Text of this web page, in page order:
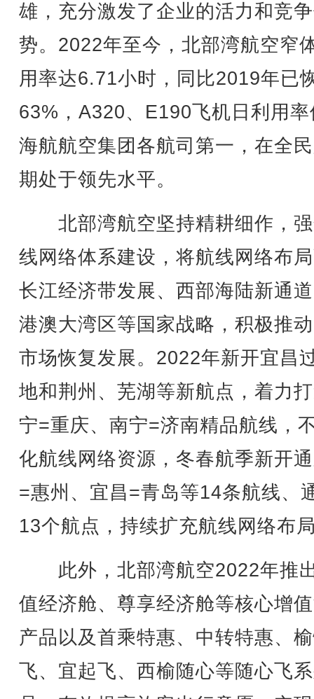
雄，充分激发了企业的活力和竞
势。2022年至今，北部湾航空窄
用率达6.71小时，同比2019年已
63%，A320、E190飞机日利用
海航航空集团各航司第一，在全
期处于领先水平。
北部湾航空坚持精耕细作，
线网络体系建设，将航线网络布
长江经济带发展、西部海陆新通
港澳大湾区等国家战略，积极推
市场恢复发展。2022年新开宜昌
地和荆州、芜湖等新航点，着力
宁=重庆、南宁=济南精品航线，
化航线网络资源，冬春航季新开
=惠州、宜昌=青岛等14条航线、
13个航点，持续扩充航线网络布
此外，北部湾航空2022年推
值经济舱、尊享经济舱等核心增
产品以及首乘特惠、中转特惠、
飞、宜起飞、西榆随心等随心飞